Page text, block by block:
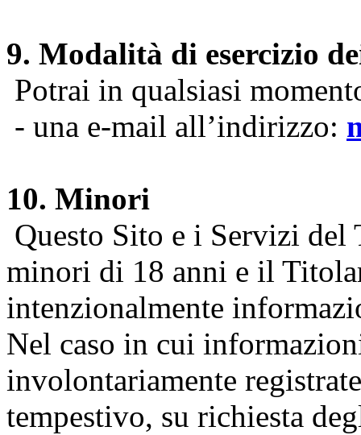
9. Modalità di esercizio
Potrai in qualsiasi
- una e-mail all’indirizzo:
10. Minori
Questo Sito e i Servizi del
minori di 18 anni e il
intenzionalmente
Nel caso in cui
involontariamente
tempestivo, su richiesta